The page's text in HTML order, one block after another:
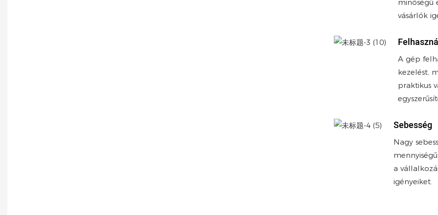
minőségű
vásárlók
A gép
kezelést,
praktikus
Sebesség
Nagy
a
igényeiket.